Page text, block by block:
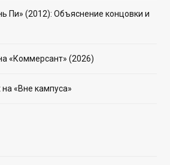
Пи» (2012): Объяснение концовки и
«Коммерсант» (2026)
«Вне кампуса»